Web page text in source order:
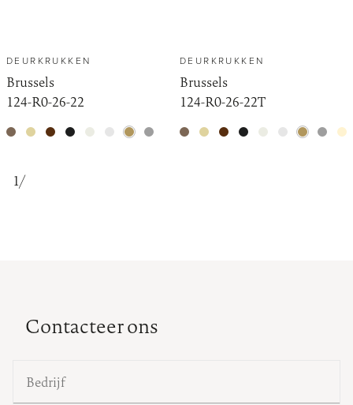
DEURKRUKKEN
Brussels
124-R0-26-22
DEURKRUKKEN
Brussels
124-R0-26-22T
1/
Contacteer ons